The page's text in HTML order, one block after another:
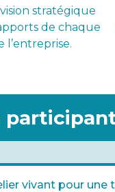
stratégique
de chaque
vivant pour une